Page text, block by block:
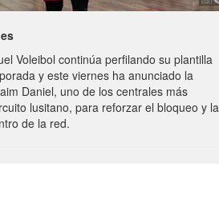
continúa perfilando su plantilla
y este viernes ha anunciado la
Daniel, uno de los centrales más
lusitano, para reforzar el bloqueo y la
de la red.